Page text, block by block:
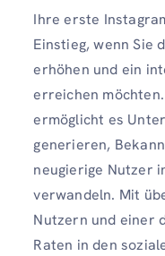
Ihre erste
Einstieg, wenn Sie
erhöhen und ein
erreichen
ermöglicht es
generieren,
neugierige Nutzer
verwandeln. Mit
Nutzern und einer
Raten in den